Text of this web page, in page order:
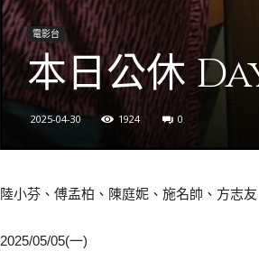
電影台
本日公休
2025-04-30 1924 0
陸小芬、傅孟柏、陳庭妮、施名帥、方志友
2025/05/05(一)